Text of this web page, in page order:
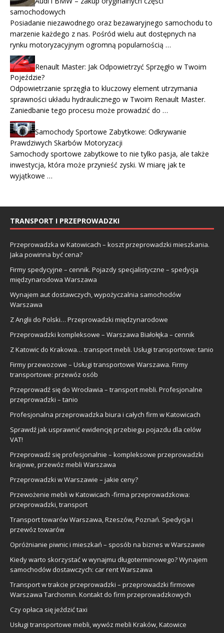
samochodowych
Posiadanie niezawodnego oraz bezawaryjnego samochodu to
marzenie każdego z nas. Pośród wielu aut dostępnych na
rynku motoryzacyjnym ogromną popularnością …
Renault Master: Jak Odpowietrzyć Sprzęgło w Twoim
Pojeździe?
Odpowietrzanie sprzęgła to kluczowy element utrzymania
sprawności układu hydraulicznego w Twoim Renault Master.
Zaniedbanie tego procesu może prowadzić do …
Samochody Sportowe Zabytkowe: Odkrywanie
Prawdziwych Skarbów Motoryzacji
Samochody sportowe zabytkowe to nie tylko pasja, ale także
inwestycja, która może przynieść zyski. W miarę jak te
wyjątkowe …
TRANSPORT I PRZEPROWADZKI
Przeprowadzka w Katowicach – koszt przeprowadzki mieszkania.
Jaka powinna być cena?
Firmy spedycyjne – cennik. Pojazdy specjalistyczne – spedycja
międzynarodowa Warszawa
Wynajem aut dostawczych, wypożyczalnia samochodów
Warszawa
Z Anglii do Polski… Przeprowadzki międzynarodowe
Przeprowadzki kompleksowe – Warszawa Białołęka – cennik
Z Katowic do Krakowa… transport mebli. Usługi transportowe: tanio
Firmy przewozowe – Usługi transportowe Warszawa. Firmy
transportowe: przewóz osób
Przeprowadź się do Wrocławia – transport mebli. Profesjonalne
przeprowadzki – tanio
Profesjonalna przeprowadzka biura i całych firm w Katowicach
Sprawdź jak usprawnić ewidencję przebiegu pojazdu dla celów
VAT!
Przeprowadź się profesjonalnie – kompleksowe przeprowadzki
krajowe, przewóz mebli Warszawa
Przeprowadzki w Warszawie – jakie ceny?
Przewożenie mebli w Katowicach -firma przeprowadzkowa:
przeprowadzki, transport
Transport towarów Warszawa, Rzeszów, Poznań. Spedycja i
przewóz towarów
Opróżnianie piwnic i mieszkań – sposób na biznes w Warszawie
Kiedy warto skorzystać w wynajmu długoterminowego? Wynajem
samochodów dostawczych: car rent Warszawa
Transport w trakcie przeprowadzki – przeprowadzki firmowe
Warszawa Tarchomin. Kontakt do firm przeprowadzkowych
Czy opłaca się jeździć taxi
Usługi transportowe mebli, wywóz mebli Kraków, Katowice